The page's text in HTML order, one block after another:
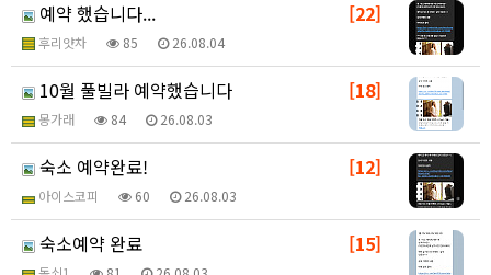
[22]
예약 했습니다...
후리얏차 85 26.08.04
[18]
10월 풀빌라 예약했습니다
몽가래 84 26.08.03
[12]
숙소 예약완료!
아이스코피 60 26.08.03
[15]
숙소예약 완료